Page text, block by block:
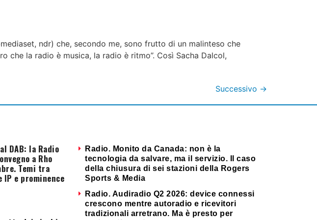
ndr) che, secondo me, sono frutto di un malinteso che
che la radio è musica, la radio è ritmo”. Così Sacha Dalcol,
Successivo →
DAB: la Radio
a Rho
Temi tra
e prominence
Radio. Monito da Canada: non è la
tecnologia da salvare, ma il servizio. Il caso
della chiusura di sei stazioni della Rogers
Sports & Media
Radio. Audiradio Q2 2026: device connessi
crescono mentre autoradio e ricevitori
tradizionali arretrano. Ma è presto per